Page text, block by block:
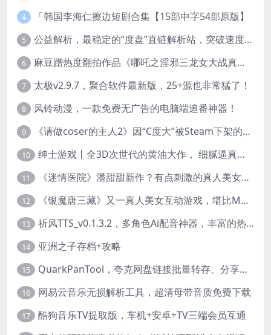
4 「韩国李海仁擦边短剧合集【15部中字54部原版】
5 公益解析，最稳定的“度盘”直链解析站，突破速度限制
6 麻豆蹭热度翻拍作品《哪吒之淫邪三龙女大战真阳魔童》 已上线
7 太极v2.9.7，聚合软件最新版，25+源也非常猛了！
8 风铃动漫，一款免费无广告的电脑端追番神器！
9 《请做coser的主人2》因“C度大”被Steam下架的真人美女互动游戏！
10 绅士游戏丨全3D次世代的黄油大作， 细腻逼真的双人互动狂想曲！
11 《迷情医院》潘甜甜新作？有点刺激的真人美女互动游戏
12 《银魔唐三藏》又一真人美女互动游戏，堪比M豆！
13 祈风TTS_v0.1.3.2，多角色Ai配音神器，丰富的热门音色
14 亚洲之子存档+攻略
15 QuarkPanTool，夸克网盘链接批量转存、分享和下载工具
16 网易云音乐无损解析工具，超清母带音质免费下载
17 酷狗音乐TV提取版，车机+安卓+TV三端会员互通